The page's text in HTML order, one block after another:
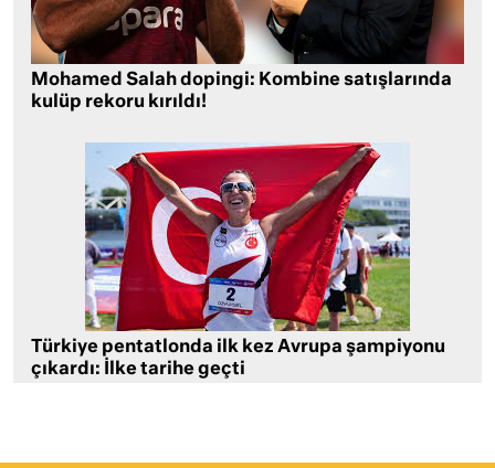
Mohamed Salah dopingi: Kombine satışlarında
kulüp rekoru kırıldı!
Türkiye pentatlonda ilk kez Avrupa şampiyonu
çıkardı: İlke tarihe geçti